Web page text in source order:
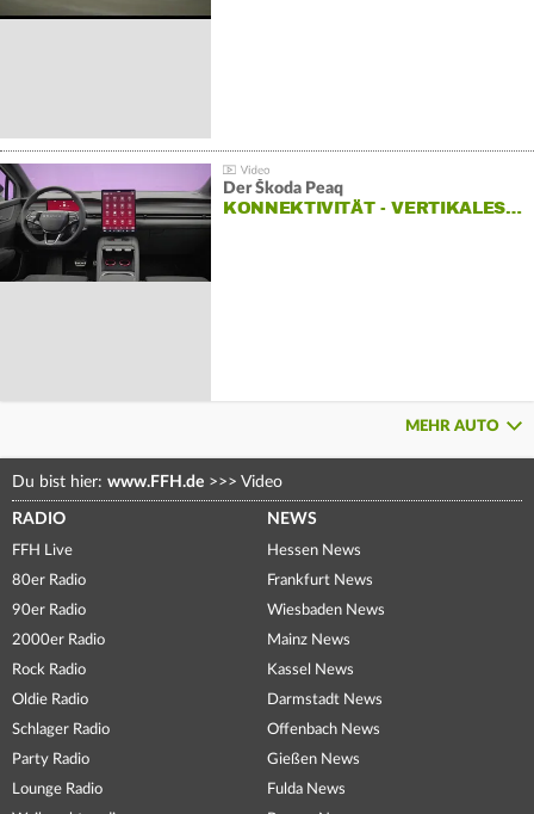
Der Škoda Peaq
KONNEKTIVITÄT - VERTIKALES…
MEHR AUTO
Du bist hier: www.FFH.de >>> Video
RADIO
FFH Live
80er Radio
90er Radio
2000er Radio
Rock Radio
Oldie Radio
Schlager Radio
Party Radio
Lounge Radio
NEWS
Hessen News
Frankfurt News
Wiesbaden News
Mainz News
Kassel News
Darmstadt News
Offenbach News
Gießen News
Fulda News